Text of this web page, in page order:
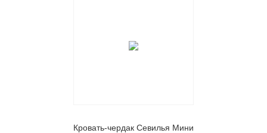
Кровать-чердак Севилья Мини